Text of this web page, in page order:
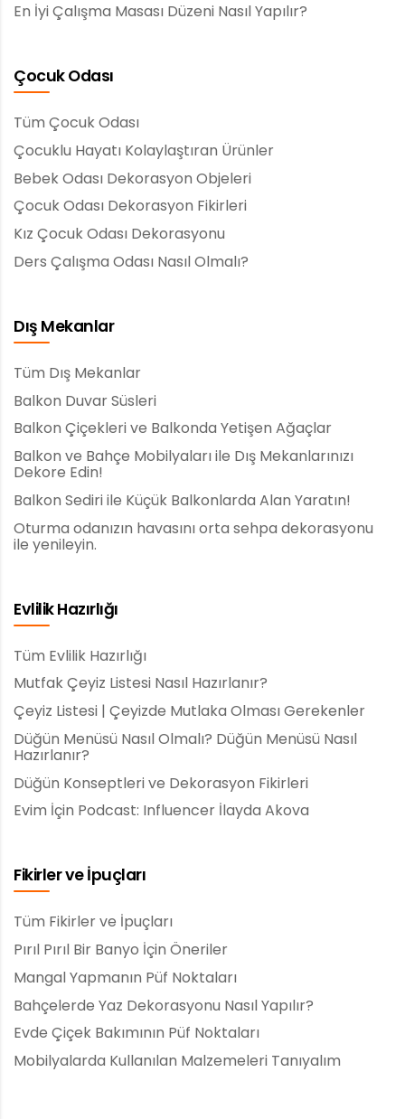
En İyi Çalışma Masası Düzeni Nasıl Yapılır?
Çocuk Odası
Tüm Çocuk Odası
Çocuklu Hayatı Kolaylaştıran Ürünler
Bebek Odası Dekorasyon Objeleri
Çocuk Odası Dekorasyon Fikirleri
Kız Çocuk Odası Dekorasyonu
Ders Çalışma Odası Nasıl Olmalı?
Dış Mekanlar
Tüm Dış Mekanlar
Balkon Duvar Süsleri
Balkon Çiçekleri ve Balkonda Yetişen Ağaçlar
Balkon ve Bahçe Mobilyaları ile Dış Mekanlarınızı
Dekore Edin!
Balkon Sediri ile Küçük Balkonlarda Alan Yaratın!
Oturma odanızın havasını orta sehpa dekorasyonu
ile yenileyin.
Evlilik Hazırlığı
Tüm Evlilik Hazırlığı
Mutfak Çeyiz Listesi Nasıl Hazırlanır?
Çeyiz Listesi | Çeyizde Mutlaka Olması Gerekenler
Düğün Menüsü Nasıl Olmalı? Düğün Menüsü Nasıl
Hazırlanır?
Düğün Konseptleri ve Dekorasyon Fikirleri
Evim İçin Podcast: Influencer İlayda Akova
Fikirler ve İpuçları
Tüm Fikirler ve İpuçları
Pırıl Pırıl Bir Banyo İçin Öneriler
Mangal Yapmanın Püf Noktaları
Bahçelerde Yaz Dekorasyonu Nasıl Yapılır?
Evde Çiçek Bakımının Püf Noktaları
Mobilyalarda Kullanılan Malzemeleri Tanıyalım